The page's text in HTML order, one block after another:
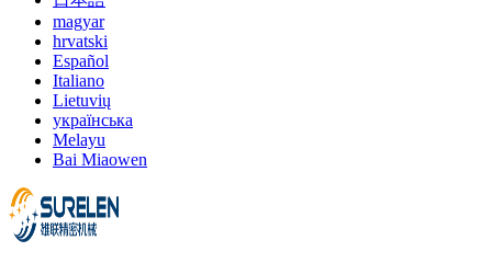
magyar
hrvatski
Español
Italiano
Lietuvių
українська
Melayu
Bai Miaowen